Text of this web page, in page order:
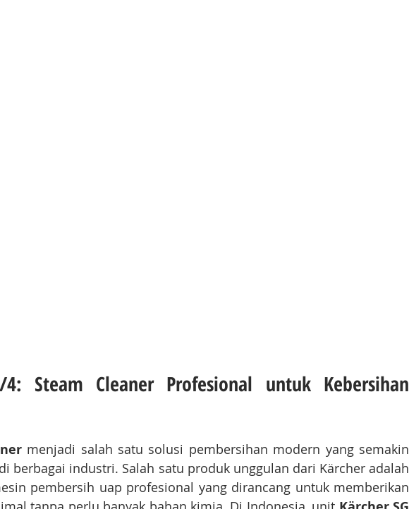
4: Steam Cleaner Profesional untuk Kebersihan
menjadi salah satu solusi pembersihan modern yang semakin
pembersih uap profesional yang dirancang untuk memberikan